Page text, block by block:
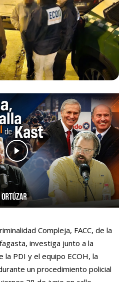
Compleja, FACC, de la
investiga junto a la
la PDI y el equipo ECOH, la
un procedimiento policial